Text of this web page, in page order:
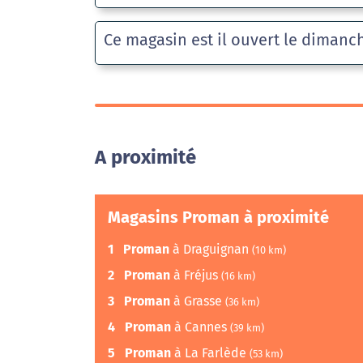
Ce magasin est il ouvert le
A proximité
Magasins Proman à proximité
1 Proman à Draguignan (10 km)
2 Proman à Fréjus (16 km)
3 Proman à Grasse (36 km)
4 Proman à Cannes (39 km)
5 Proman à La Farlède (53 km)